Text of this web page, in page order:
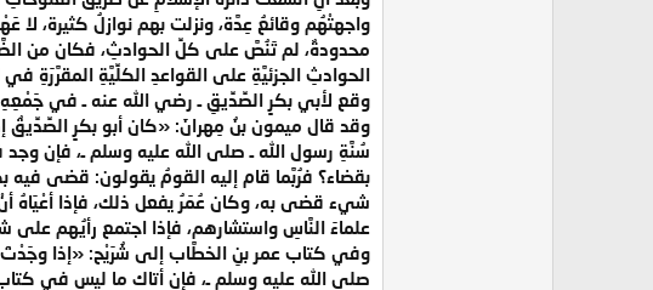
واجهتْهُم وقائعُ عِدَّة، ونزلت بهم نوازلُ كثيرة،
محدودةٌ، لم تَنُصَّ على كلِّ الحوادثِ، فكان من
الحوادثِ الجزئيَّةِ على القواعدِ الكلِّيَّةِ المقرَّرَةِ
وقع لأبي بكرٍ الصِّدِّيقِ ـ رضي الله عنه ـ في جَمْعِهِ
وقد قال ميمون بنُ مِهرانَ: «كان أبو بكرٍ
سُنَّةِ رسول الله ـ صلى الله عليه وسلم ـ، فإن
بقضاء؟ فرُبَّما قام إليه القومُ يقولون: قضى فيه
شيء قضى به، وكان عُمَرُ يفعل ذلك، فإذا أعْيَاهُ
علماءَ النَّاسِ واستشارهم، فإذا اجتمع رأيُهم
وفي كتاب عمر بنِ الخطَّاب إلى شُرَيْح: «إذا وجَدْتَ
صلى الله عليه وسلم ـ، فإن أتاك ما ليس في